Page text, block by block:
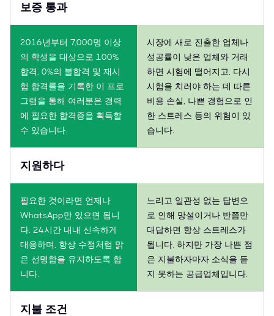
보증 통과
2016년부터 7,000명 이상
의 학생을 대상으로 100%
합격, 0%의 불합격 및 재시
험 합격률을 기록한 이 프로
그램을 통해 여러분은 경력
에 필요한 합격증을 획득할
수 있습니다.
시장에 새로 진출한 업체나
성공률이 낮은 업체와 거래
하면 시험에 떨어지고, 다시
시험을 치러야 하는 데 따른
비용 손실, 나쁜 경험으로 인
한 스트레스 등의 위험이 있
습니다.
지원하다
필요한 것이라면 언제나
WhatsApp만 있으면 됩니
다. 24시간 내내 신속하게
대응하며, 항상 수정처럼 맑
은 선명함을 유지하도록 합
니다.
느리고 일관성 없는 답변으
로 인해 망설이거나 반쯤만
대답하면 항상 스트레스가
됩니다. 하지만 가장 나쁜 점
은 지불하자마자 소식을 듣
지 못하는 공급업체입니다.
지불 조건